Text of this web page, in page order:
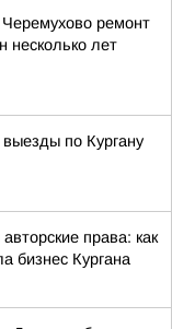
ремонт
несколько лет
по Кургану
права: как
бизнес Кургана